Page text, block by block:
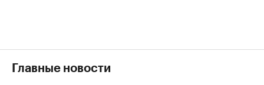
Главные новости